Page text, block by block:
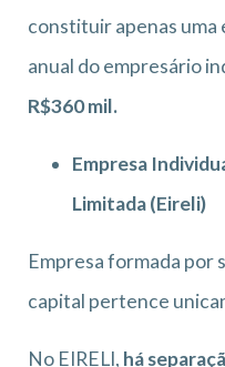
constituir apenas uma
anual do empresário
R$360 mil.
Empresa
Limitada (Eireli)
Empresa formada por
capital pertence
No EIRELI, há